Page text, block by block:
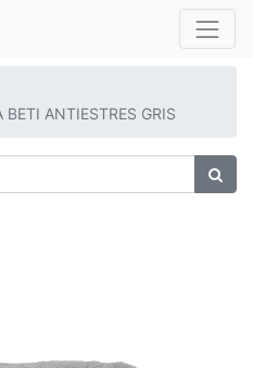
ANTIESTRES GRIS